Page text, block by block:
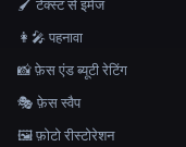
🖌️ टेक्स्ट से इमेज
👩‍🎤 पहनावा
📸 फ़ेस एंड ब्यूटी रेटिंग
🎭 फ़ेस स्वैप
🖼️ फ़ोटो रीस्टोरेशन